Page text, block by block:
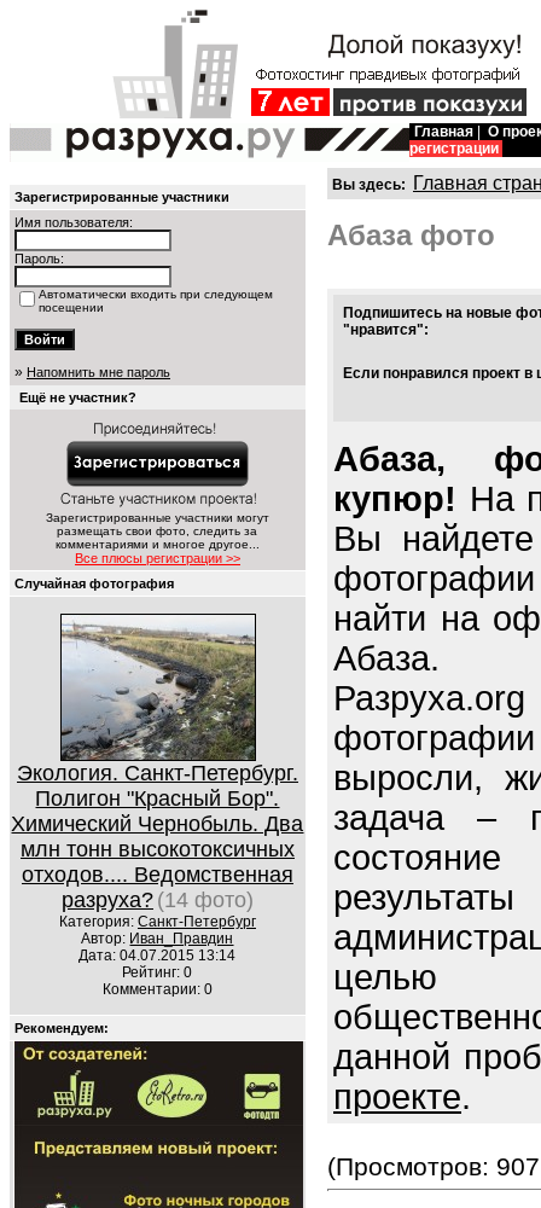
Главная
О
регистрации
Зарегистрированные участники
Имя пользователя:
Пароль:
Автоматически входить при следующем
посещении
» Напомнить мне пароль
Ещё не участник?
Зарегистрированные участники могут
размещать свои фото, следить за
комментариями и многое другое...
Все плюсы регистрации >>
Случайная фотография
Экология. Санкт-Петербург.
Полигон "Красный Бор".
Химический Чернобыль. Два
млн тонн высокотоксичных
отходов.... Ведомственная
разруха? (14 фото)
Категория: Санкт-Петербург
Автор: Иван_Правдин
Дата: 04.07.2015 13:14
Рейтинг: 0
Комментарии: 0
Рекомендуем:
Вы здесь: Главная
Абаза фото
Подпишитесь на новые
"нравится":
Если понравился проект
Абаза,
купюр! На
Вы
найти на
Абаза.
выросли,
задача –
состояние
целью
данной
проекте.
(Просмотров: